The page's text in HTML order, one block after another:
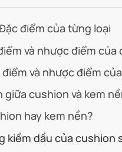
điểm của từng loại
và nhược điểm của
điểm và nhược điểm
giữa cushion và kem
hay kem nền?
kiềm dầu của cushion